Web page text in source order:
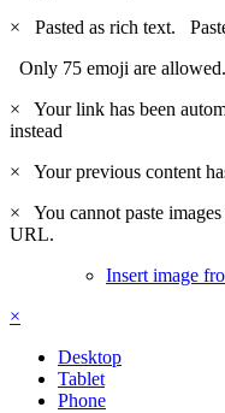
×
Pasted as rich text.
Only 75 emoji are allowed.
×
Your link has been
instead
×
Your previous content
×
You cannot paste
URL.
Insert image
×
Desktop
Tablet
Phone